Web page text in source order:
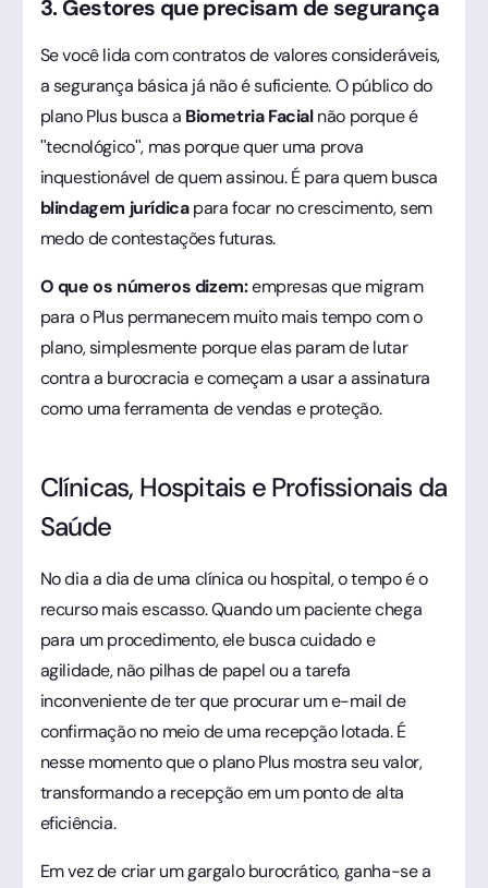
3. Gestores que precisam de segurança
Se você lida com contratos de valores consideráveis,
a segurança básica já não é suficiente. O público do
plano Plus busca a Biometria Facialnão porque é
"tecnológico", mas porque quer uma prova
inquestionável de quem assinou. É para quem busca
blindagem jurídicapara focar no crescimento, sem
medo de contestações futuras.
O que os números dizem:empresas que migram
para o Plus permanecem muito mais tempo com o
plano, simplesmente porque elas param de lutar
contra a burocracia e começam a usar a assinatura
como uma ferramenta de vendas e proteção.
Clínicas, Hospitais e Profissionais da
Saúde
No dia a dia de uma clínica ou hospital, o tempo é o
recurso mais escasso. Quando um paciente chega
para um procedimento, ele busca cuidado e
agilidade, não pilhas de papel ou a tarefa
inconveniente de ter que procurar um e-mail de
confirmação no meio de uma recepção lotada. É
nesse momento que o plano Plus mostra seu valor,
transformando a recepção em um ponto de alta
eficiência.
Em vez de criar um gargalo burocrático, ganha-se a